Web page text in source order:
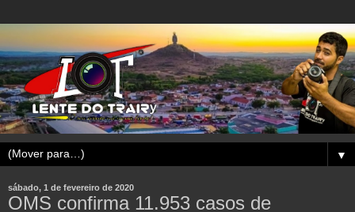
▼
sábado, 1 de fevereiro de 2020
OMS confirma 11.953 casos de